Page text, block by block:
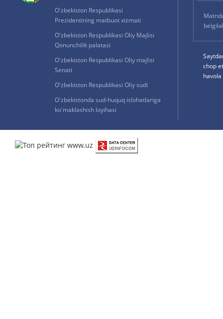
O'zbekiston Respublikasi
Prezidentining matbuot xizmati
O'zbekiston Respublikasi Oliy Majlisi
Qonunchilik palatasi
O'zbekiston Respublikasi Oliy majlisi
Senati
O'zbekiston Respublikasi Oliy sudi
O'zbekistonda sud-huquq islohatlariga
ko'maklashish loyihasi
chop